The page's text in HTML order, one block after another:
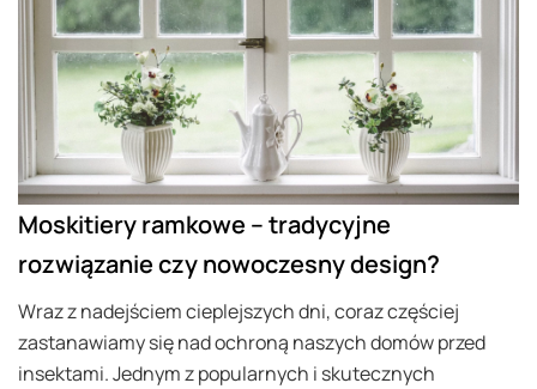
Moskitiery ramkowe – tradycyjne
rozwiązanie czy nowoczesny design?
Wraz z nadejściem cieplejszych dni, coraz częściej
zastanawiamy się nad ochroną naszych domów przed
insektami. Jednym z popularnych i skutecznych